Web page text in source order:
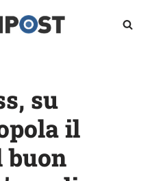
su
il
buon